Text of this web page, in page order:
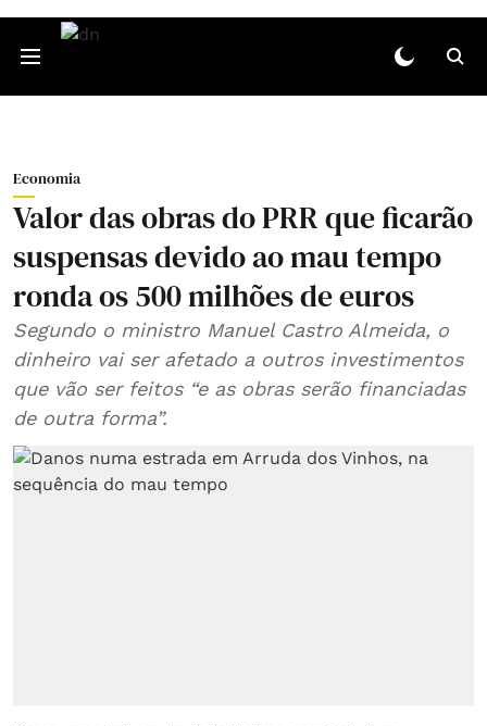
Economia
Valor das obras do PRR que ficarão
suspensas devido ao mau tempo
ronda os 500 milhões de euros
Segundo o ministro Manuel Castro Almeida, o
dinheiro vai ser afetado a outros investimentos
que vão ser feitos “e as obras serão financiadas
de outra forma”.